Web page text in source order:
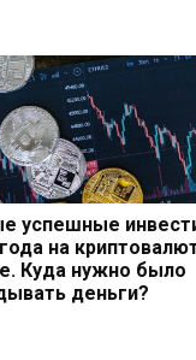
успешные
на
Куда нужно было
деньги?